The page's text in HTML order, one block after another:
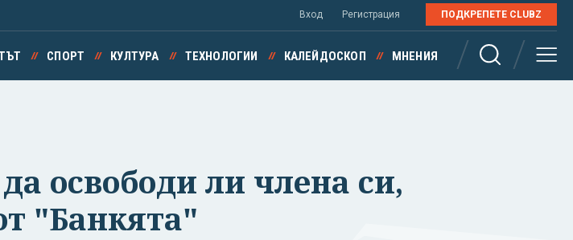
Вход Регистрация ПОДКРЕПЕТЕ CLUBZ
СПОРТ КУЛТУРА ТЕХНОЛОГИИ КАЛЕЙДОСКОП МНЕНИЯ
освободи ли члена си,
"Банкята"